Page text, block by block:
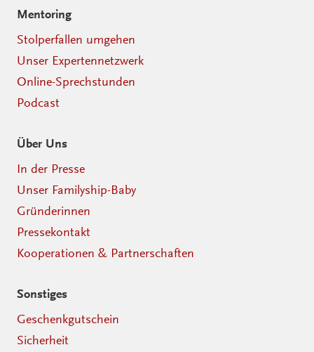
Mentoring
Stolperfallen umgehen
Unser Expertennetzwerk
Online-Sprechstunden
Podcast
Über Uns
In der Presse
Unser Familyship-Baby
Gründerinnen
Pressekontakt
Kooperationen & Partnerschaften
Sonstiges
Geschenkgutschein
Sicherheit